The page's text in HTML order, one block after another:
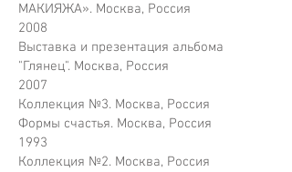
МАКИЯЖА». Москва, Россия
2008
Выставка и презентация альбома
"Глянец". Москва, Россия
2007
Коллекция №3. Москва, Россия
Формы счастья. Москва, Россия
1993
Коллекция №2. Москва, Россия